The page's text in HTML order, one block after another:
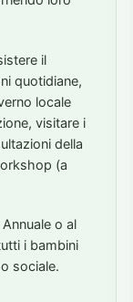
il
quotidiane,
locale
visitare i
della
(a
o al
i bambini
sociale.